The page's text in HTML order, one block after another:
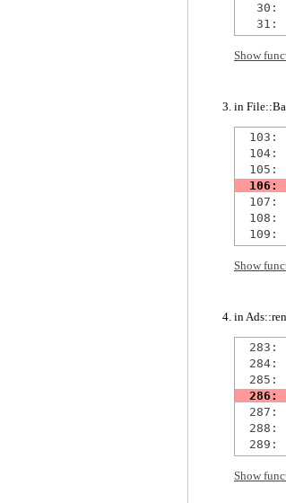
   30:
Show
in
103:
104:
  107:
108:
Show
in
283:
284:
287:
288:
Show